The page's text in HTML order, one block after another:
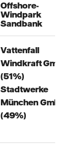
Offshore-
Windpark
Sandbank
Vattenfall
Windkraft GmbH
(51%)
Stadtwerke
München GmbH
(49%)